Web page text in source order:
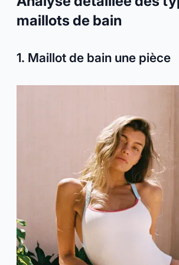
maillots de bain
1. Maillot de bain une pièce